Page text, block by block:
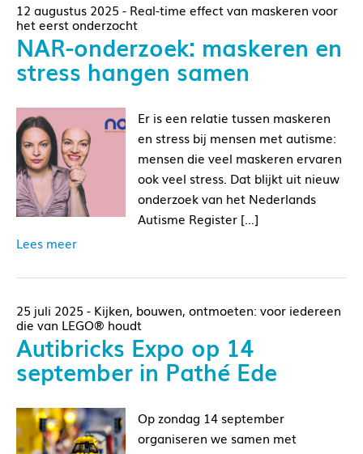
12 augustus 2025 - Real-time effect van maskeren voor
het eerst onderzocht
NAR-onderzoek: maskeren en
stress hangen samen
Er is een relatie tussen maskeren
en stress bij mensen met autisme:
mensen die veel maskeren ervaren
ook veel stress. Dat blijkt uit nieuw
onderzoek van het Nederlands
Autisme Register […]
Lees meer
25 juli 2025 - Kijken, bouwen, ontmoeten: voor iedereen
die van LEGO® houdt
Autibricks Expo op 14
september in Pathé Ede
Op zondag 14 september
organiseren we samen met